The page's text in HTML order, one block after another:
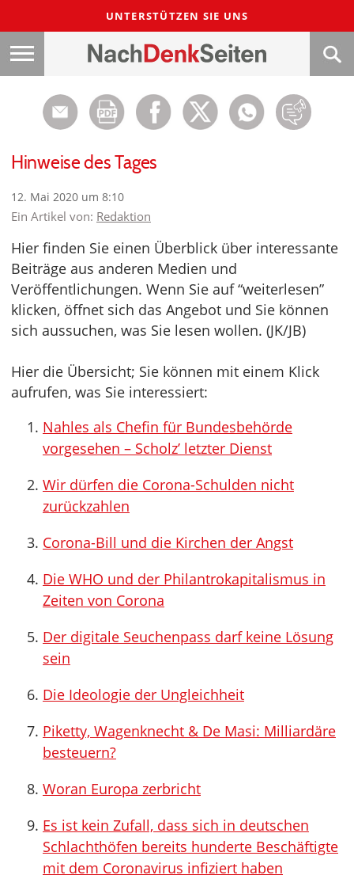
UNTERSTÜTZEN SIE UNS
Hinweise des Tages
12. Mai 2020 um 8:10
Ein Artikel von: Redaktion
Hier finden Sie einen Überblick über interessante
Beiträge aus anderen Medien und
Veröffentlichungen. Wenn Sie auf “weiterlesen”
klicken, öffnet sich das Angebot und Sie können
sich aussuchen, was Sie lesen wollen. (JK/JB)
Hier die Übersicht; Sie können mit einem Klick
aufrufen, was Sie interessiert:
Nahles als Chefin für Bundesbehörde
vorgesehen – Scholz’ letzter Dienst
Wir dürfen die Corona-Schulden nicht
zurückzahlen
Corona-Bill und die Kirchen der Angst
Die WHO und der Philantrokapitalismus in
Zeiten von Corona
Der digitale Seuchenpass darf keine Lösung
sein
Die Ideologie der Ungleichheit
Piketty, Wagenknecht & De Masi: Milliardäre
besteuern?
Woran Europa zerbricht
Es ist kein Zufall, dass sich in deutschen
Schlachthöfen bereits hunderte Beschäftigte
mit dem Coronavirus infiziert haben